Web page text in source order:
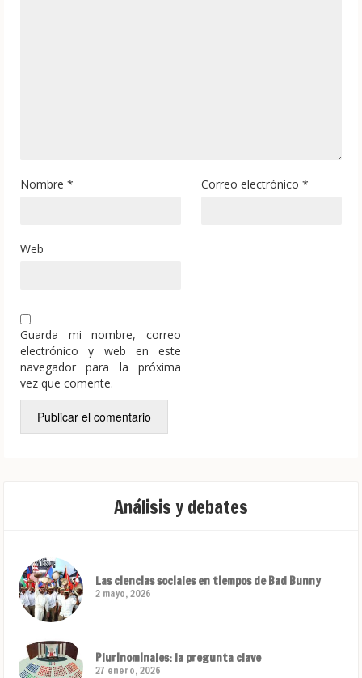
Nombre * Correo electrónico *
Web
Guarda mi nombre, correo
electrónico y web en este
navegador para la próxima
vez que comente.
Análisis y debates
Las ciencias sociales en tiempos de Bad Bunny
2 mayo, 2026
Plurinominales: la pregunta clave
27 enero, 2026